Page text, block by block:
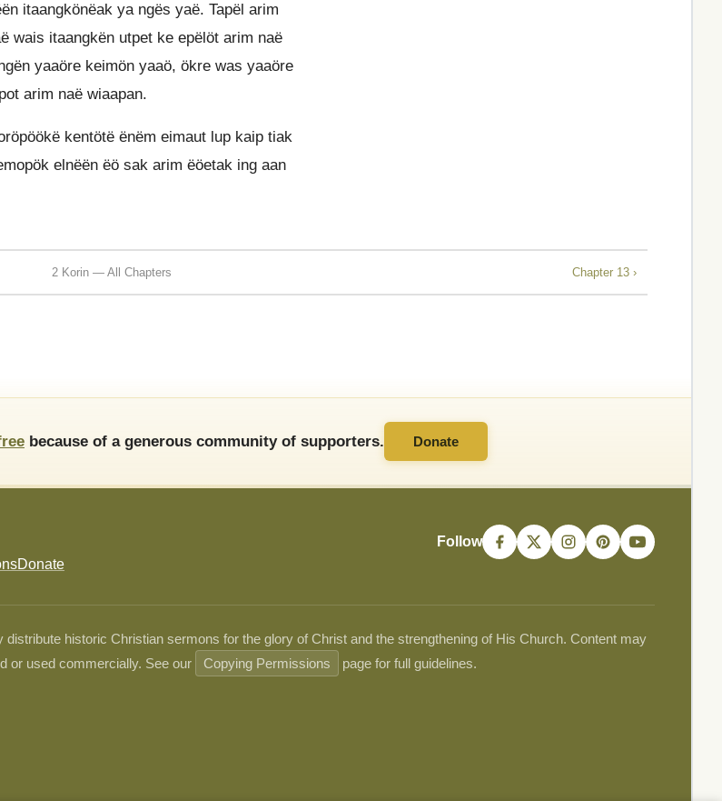
itaangkönëak ya ngës yaë. Tapël arim
wais itaangkën utpet ke epëlöt arim naë
yaaöre keimön yaaö, ökre was yaaöre
arim naë wiaapan.
kentötë ënëm eimaut lup kaip tiak
elnëën ëö sak arim ëöetak ing aan
2 Korin — All Chapters Chapter 13 ›
because of a generous community of supporters. Donate
Donate
Follow
historic Christian sermons for the glory of Christ and the strengthening of His Church. Content may
or used commercially. See our
Copying Permissions page for full guidelines.